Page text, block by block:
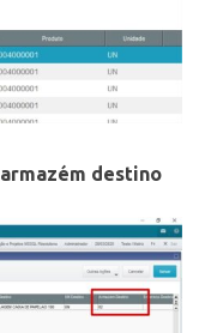
armazém destino